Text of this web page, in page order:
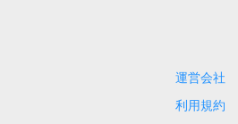
運営会社
利用規約